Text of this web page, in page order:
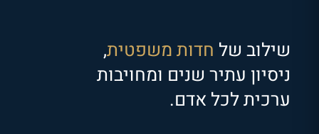
שילוב של חדות משפטית,
ניסיון עתיר שנים ומחויבות
ערכית לכל אדם.